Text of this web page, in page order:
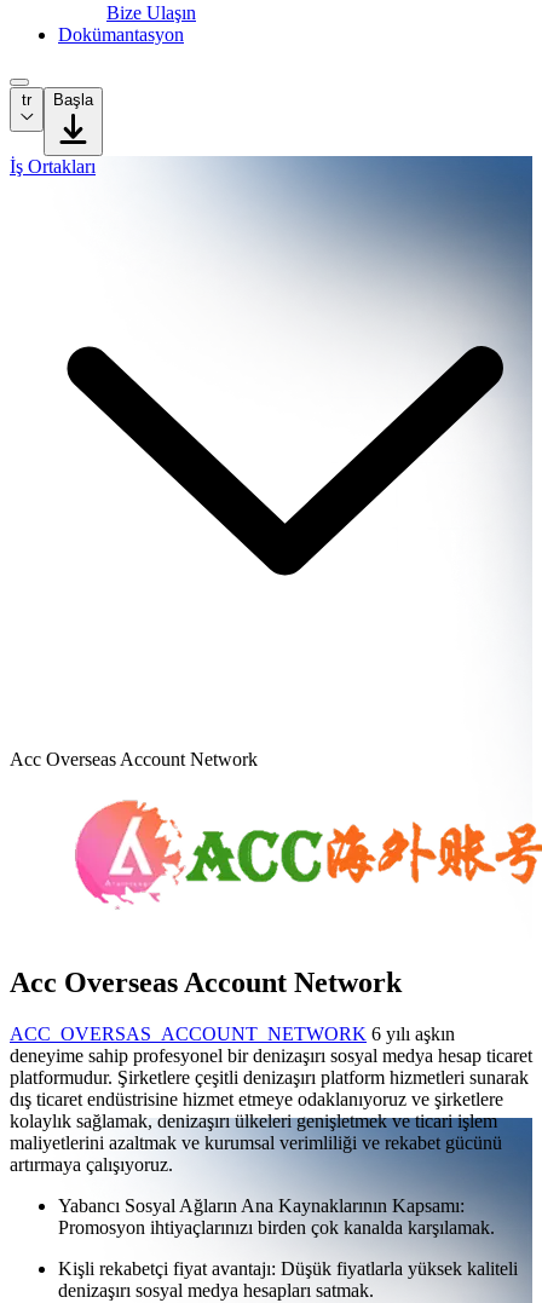
Bize Ulaşın
Dokümantasyon
tr Başla
İş Ortakları
Acc Overseas Account Network
Acc Overseas Account Network
ACC_OVERSAS_ACCOUNT_NETWORK 6 yılı aşkın
deneyime sahip profesyonel bir denizaşırı sosyal medya hesap ticaret
platformudur. Şirketlere çeşitli denizaşırı platform hizmetleri sunarak
dış ticaret endüstrisine hizmet etmeye odaklanıyoruz ve şirketlere
kolaylık sağlamak, denizaşırı ülkeleri genişletmek ve ticari işlem
maliyetlerini azaltmak ve kurumsal verimliliği ve rekabet gücünü
artırmaya çalışıyoruz.
Yabancı Sosyal Ağların Ana Kaynaklarının Kapsamı:
Promosyon ihtiyaçlarınızı birden çok kanalda karşılamak.
Kişli rekabetçi fiyat avantajı: Düşük fiyatlarla yüksek kaliteli
denizaşırı sosyal medya hesapları satmak.